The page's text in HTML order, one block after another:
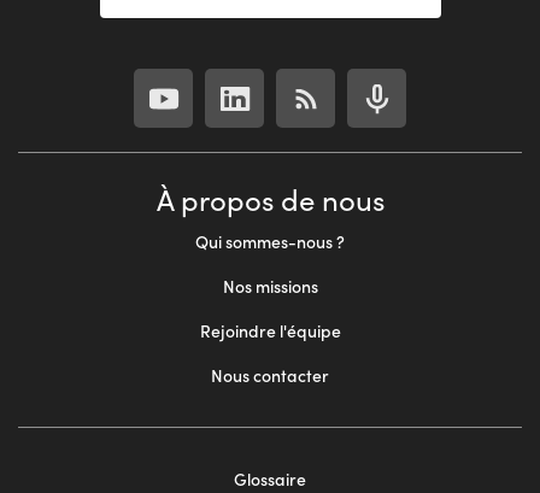
À propos de nous
Qui sommes-nous ?
Nos missions
Rejoindre l'équipe
Nous contacter
Glossaire